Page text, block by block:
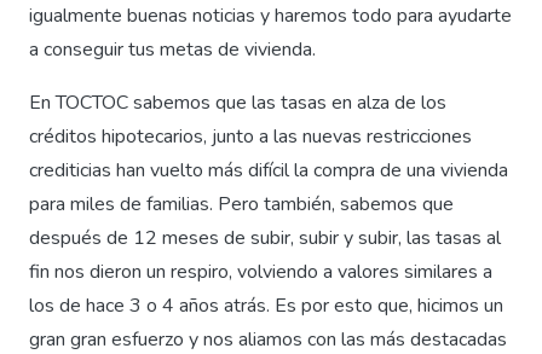
igualmente buenas noticias y haremos todo para ayudarte
a conseguir tus metas de vivienda.
En TOCTOC sabemos que las tasas en alza de los
créditos hipotecarios, junto a las nuevas restricciones
crediticias han vuelto más difícil la compra de una vivienda
para miles de familias. Pero también, sabemos que
después de 12 meses de subir, subir y subir, las tasas al
fin nos dieron un respiro, volviendo a valores similares a
los de hace 3 o 4 años atrás. Es por esto que, hicimos un
gran gran esfuerzo y nos aliamos con las más destacadas